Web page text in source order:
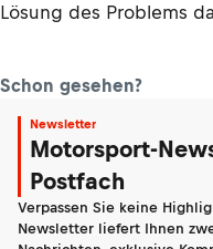
Lösung des Problems
Schon gesehen?
Newsletter
Motorsport-
Postfach
Verpassen Sie keine
Newsletter liefert Ihnen